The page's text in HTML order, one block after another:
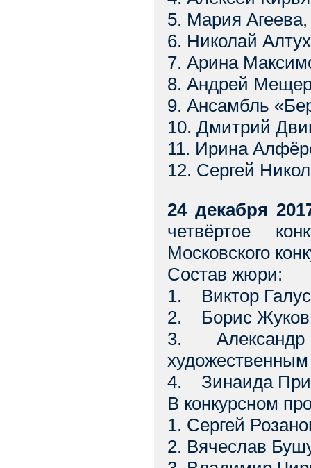
5. Мария Агеева,
6. Николай
7. Арина
8. Андрей
9. Ансамбль
10. Дмитрий
11. Ирина
12. Сергей
24 декабря
четвёртое
Московского
Состав жюри:
1. Виктор
2. Борис
3. Александр
4. Зинаида
В конкурсном
1. Сергей
2. Вячеслав